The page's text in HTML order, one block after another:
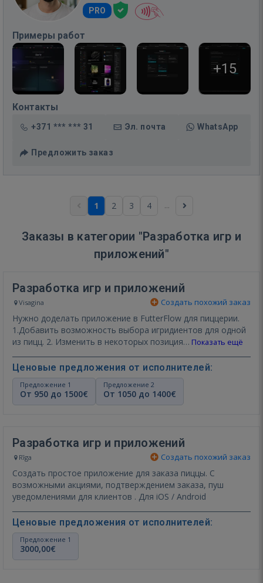
PRO
Примеры работ
+15
Контакты
+371 *** *** 31 Эл. почта WhatsApp
Предложить заказ
1 2 3 4 ...
Заказы в категории "Разработка игр и
приложений"
Разработка игр и приложений
Visagina Создать похожий заказ
Нужно доделать приложение в FutterFlow для пиццерии.
1.Добавить возможность выбора игридиентов для одной
из пицц. 2. Изменить в некоторых позиция… Показать ещё
Ценовые предложения от исполнителей:
Предложение 1
От 950 до 1500€
Предложение 2
От 1050 до 1400€
Разработка игр и приложений
Rīga Создать похожий заказ
Создать простое приложение для заказа пиццы. С
возможными акциями, подтверждением заказа, пуш
уведомлениями для клиентов . Для iOS / Android
Ценовые предложения от исполнителей:
Предложение 1
3000,00€